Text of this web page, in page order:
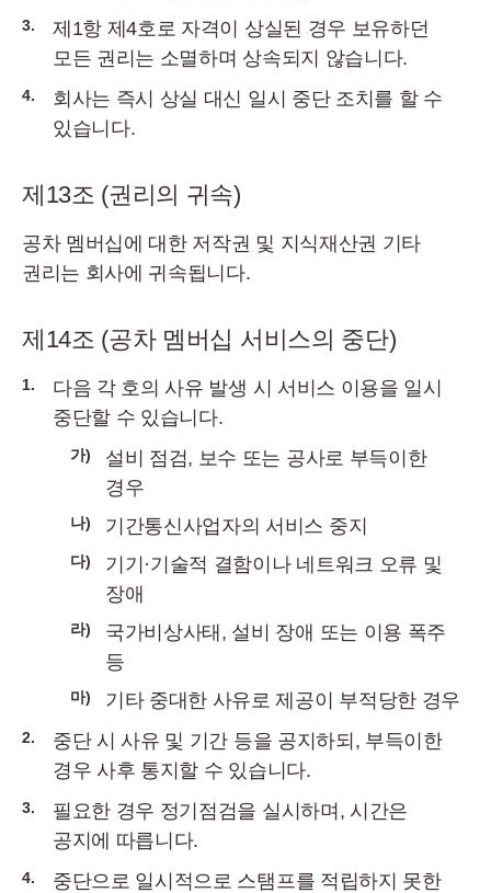
3.
제1항 제4호로 자격이 상실된 경우 보유하던
모든 권리는 소멸하며 상속되지 않습니다.
4.
회사는 즉시 상실 대신 일시 중단 조치를 할 수
있습니다.
제13조 (권리의 귀속)
공차 멤버십에 대한 저작권 및 지식재산권 기타
권리는 회사에 귀속됩니다.
제14조 (공차 멤버십 서비스의 중단)
1.
다음 각 호의 사유 발생 시 서비스 이용을 일시
중단할 수 있습니다.
가)
설비 점검, 보수 또는 공사로 부득이한
경우
나) 기간통신사업자의 서비스 중지
다)
기기·기술적 결함이나 네트워크 오류 및
장애
라)
국가비상사태, 설비 장애 또는 이용 폭주
등
마) 기타 중대한 사유로 제공이 부적당한 경우
2.
중단 시 사유 및 기간 등을 공지하되, 부득이한
경우 사후 통지할 수 있습니다.
3.
필요한 경우 정기점검을 실시하며, 시간은
공지에 따릅니다.
4.
중단으로 일시적으로 스탬프를 적립하지 못한